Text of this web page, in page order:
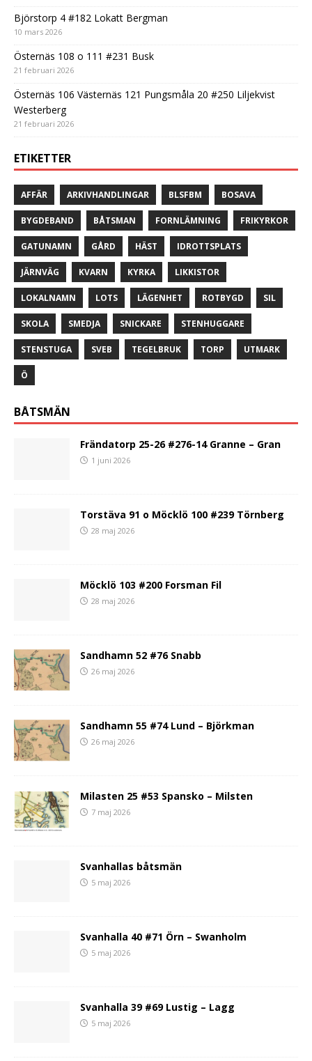
Björstorp 4 #182 Lokatt Bergman
10 mars 2026
Östernäs 108 o 111 #231 Busk
21 februari 2026
Östernäs 106 Västernäs 121 Pungsmåla 20 #250 Liljekvist
Westerberg
21 februari 2026
ETIKETTER
AFFÄR ARKIVHANDLINGAR BLSFBM BOSAVA
BYGDEBAND BÅTSMAN FORNLÄMNING FRIKYRKOR
GATUNAMN GÅRD HÄST IDROTTSPLATS
JÄRNVÄG KVARN KYRKA LIKKISTOR
LOKALNAMN LOTS LÄGENHET ROTBYGD SIL
SKOLA SMEDJA SNICKARE STENHUGGARE
STENSTUGA SVEB TEGELBRUK TORP UTMARK
Ö
BÅTSMÄN
Frändatorp 25-26 #276-14 Granne – Gran
1 juni 2026
Torstäva 91 o Möcklö 100 #239 Törnberg
28 maj 2026
Möcklö 103 #200 Forsman Fil
28 maj 2026
Sandhamn 52 #76 Snabb
26 maj 2026
Sandhamn 55 #74 Lund – Björkman
26 maj 2026
Milasten 25 #53 Spansko – Milsten
7 maj 2026
Svanhallas båtsmän
5 maj 2026
Svanhalla 40 #71 Örn – Swanholm
5 maj 2026
Svanhalla 39 #69 Lustig – Lagg
5 maj 2026